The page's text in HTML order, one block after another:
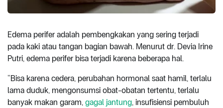
Edema perifer adalah pembengkakan yang sering terjadi
pada kaki atau tangan bagian bawah. Menurut dr. Devia Irine
Putri, edema perifer bisa terjadi karena beberapa hal.
“Bisa karena cedera, perubahan hormonal saat hamil, terlalu
lama duduk, mengonsumsi obat-obatan tertentu, terlalu
banyak makan garam, gagal jantung, insufisiensi pembuluh